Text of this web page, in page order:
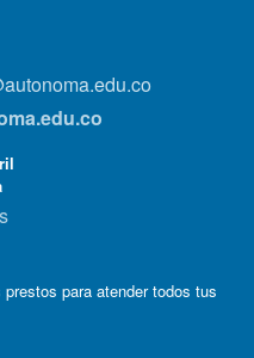
para atender todos tus